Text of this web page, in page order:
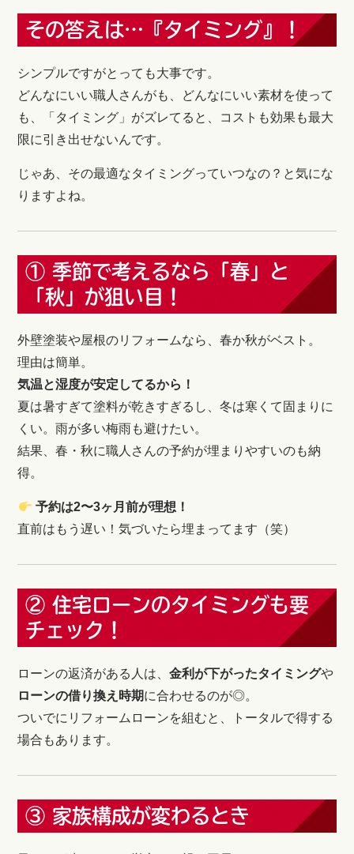
その答えは…『タイミング』！
シンプルですがとっても大事です。
どんなにいい職人さんがも、どんなにいい素材を使って
も、「タイミング」がズレてると、コストも効果も最大
限に引き出せないんです。
じゃあ、その最適なタイミングっていつなの？と気にな
りますよね。
① 季節で考えるなら「春」と
「秋」が狙い目！
外壁塗装や屋根のリフォームなら、春か秋がベスト。
理由は簡単。
気温と湿度が安定してるから！
夏は暑すぎて塗料が乾きすぎるし、冬は寒くて固まりに
くい。雨が多い梅雨も避けたい。
結果、春・秋に職人さんの予約が埋まりやすいのも納
得。
予約は2〜3ヶ月前が理想！
直前はもう遅い！気づいたら埋まってます（笑）
② 住宅ローンのタイミングも要
チェック！
ローンの返済がある人は、金利が下がったタイミングや
ローンの借り換え時期に合わせるのが◎。
ついでにリフォームローンを組むと、トータルで得する
場合もあります。
③ 家族構成が変わるとき